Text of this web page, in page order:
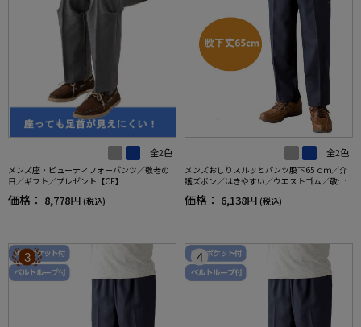
全2色
メンズ座・ビューティフォーパンツ／敬老の
日／ギフト／プレゼント【CF】
価格： 8,778円 (税込)
全2色
メンズおしりスルッとパンツ股下65ｃｍ／介
護ズボン／はきやすい／ウエストゴム／敬老
の日／ギフト／プレゼント【CF】
価格： 6,138円 (税込)
3 4